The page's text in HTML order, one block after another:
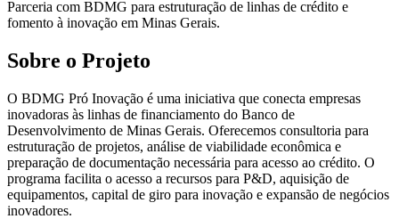
Parceria com BDMG para estruturação de linhas de crédito e
fomento à inovação em Minas Gerais.
Sobre o Projeto
O BDMG Pró Inovação é uma iniciativa que conecta empresas
inovadoras às linhas de financiamento do Banco de
Desenvolvimento de Minas Gerais. Oferecemos consultoria para
estruturação de projetos, análise de viabilidade econômica e
preparação de documentação necessária para acesso ao crédito. O
programa facilita o acesso a recursos para P&D, aquisição de
equipamentos, capital de giro para inovação e expansão de negócios
inovadores.